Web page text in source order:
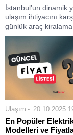
İstanbul’un dinamik
ulaşım ihtiyacını
günlük araç
Ulaşım 20.10.2025
En Popüler
Modelleri ve